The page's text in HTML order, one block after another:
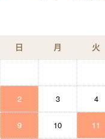
日 月 火
2 3 4
9 10 11